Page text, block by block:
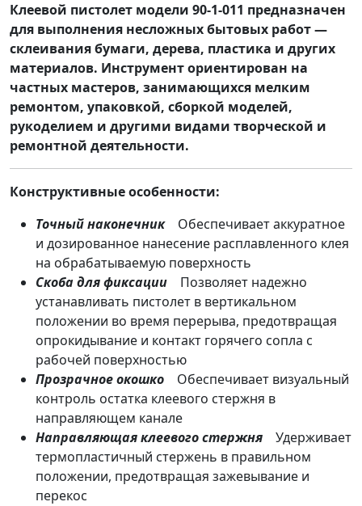
Клеевой пистолет модели 90-1-011 предназначен
для выполнения несложных бытовых работ —
склеивания бумаги, дерева, пластика и других
материалов. Инструмент ориентирован на
частных мастеров, занимающихся мелким
ремонтом, упаковкой, сборкой моделей,
рукоделием и другими видами творческой и
ремонтной деятельности.
Конструктивные особенности:
Точный наконечникОбеспечивает аккуратное
и дозированное нанесение расплавленного клея
на обрабатываемую поверхность
Скоба для фиксации Позволяет надежно
устанавливать пистолет в вертикальном
положении во время перерыва, предотвращая
опрокидывание и контакт горячего сопла с
рабочей поверхностью
Прозрачное окошко Обеспечивает визуальный
контроль остатка клеевого стержня в
направляющем канале
Направляющая клеевого стержня Удерживает
термопластичный стержень в правильном
положении, предотвращая зажевывание и
перекос